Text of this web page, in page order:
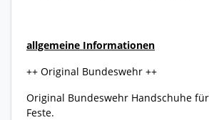
allgemeine Informationen
++ Original Bundeswehr ++
Original Bundeswehr Handschuhe
Feste.